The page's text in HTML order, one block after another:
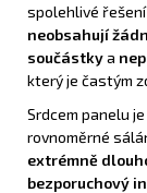
spolehlivé
neobsahují
součástkya
který je častým
Srdcem panelu je
rovnoměrné
extrémně
bezporuchový